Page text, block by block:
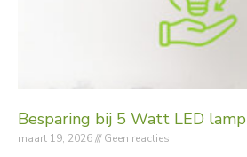
Besparing bij 5 Watt LED lamp
maart 19, 2026
Geen reacties